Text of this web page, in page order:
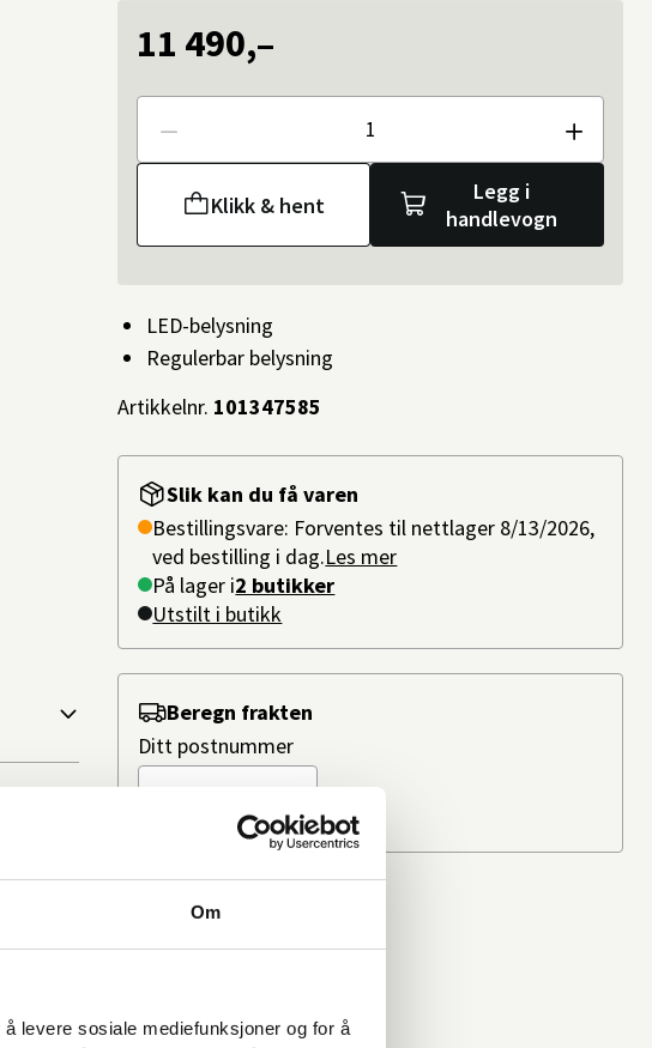
Om
levere sosiale mediefunksjoner og for å
11 490,–
Antall
Klikk & hent
Legg i
handlevogn
Slik kan du få varen
Bestillingsvare: Forventes til nettlager 8/13/2026,
ved bestilling i dag.Les mer
På lager i2 butikker
Utstilt i butikk
LED-belysning
Regulerbar belysning
Artikkelnr. 101347585
Beregn frakten
Ditt postnummer